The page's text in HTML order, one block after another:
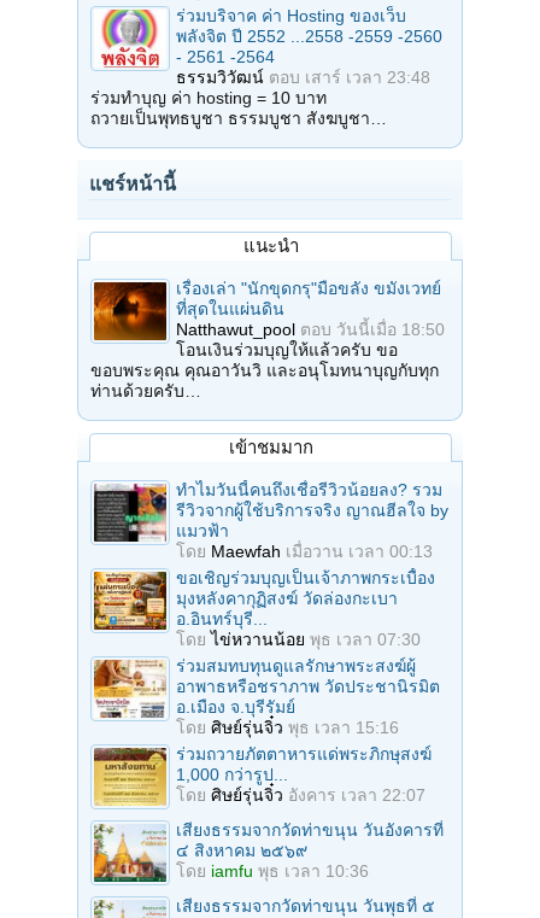
ร่วมบริจาค ค่า Hosting ของเว็บ
พลังจิต ปี 2552 ...2558 -2559 -2560
- 2561 -2564
ธรรมวิวัฒน์ ตอบ เสาร์ เวลา 23:48
ร่วมทำบุญ ค่า hosting = 10 บาท
ถวายเป็นพุทธบูชา ธรรมบูชา สังฆบูชา…
แชร์หน้านี้
แนะนำ
เรื่องเล่า "นักขุดกรุ"มือขลัง ขมังเวทย์
ที่สุดในแผ่นดิน
Natthawut_pool ตอบ วันนี้เมื่อ 18:50
โอนเงินร่วมบุญให้แล้วครับ ขอ
ขอบพระคุณ คุณอาวันวิ และอนุโมทนาบุญกับทุก
ท่านด้วยครับ…
เข้าชมมาก
ทำไมวันนี้คนถึงเชื่อรีวิวน้อยลง? รวม
รีวิวจากผู้ใช้บริการจริง ญาณฮีลใจ by
แมวฟ้า
โดย Maewfah เมื่อวาน เวลา 00:13
ขอเชิญร่วมบุญเป็นเจ้าภาพกระเบื้อง
มุงหลังคากุฏิสงฆ์ วัดล่องกะเบา
อ.อินทร์บุรี...
โดยไข่หวานน้อย พุธ เวลา 07:30
ร่วมสมทบทุนดูแลรักษาพระสงฆ์ผู้
อาพาธหรือชราภาพ วัดประชานิรมิต
อ.เมือง จ.บุรีรัมย์
โดย ศิษย์รุ่นจิ๋ว พุธ เวลา 15:16
ร่วมถวายภัตตาหารแด่พระภิกษุสงฆ์
1,000 กว่ารูป...
โดย ศิษย์รุ่นจิ๋ว อังคาร เวลา 22:07
เสียงธรรมจากวัดท่าขนุน วันอังคารที่
๔ สิงหาคม ๒๕๖๙
โดย iamfu พุธ เวลา 10:36
เสียงธรรมจากวัดท่าขนุน วันพุธที่ ๕